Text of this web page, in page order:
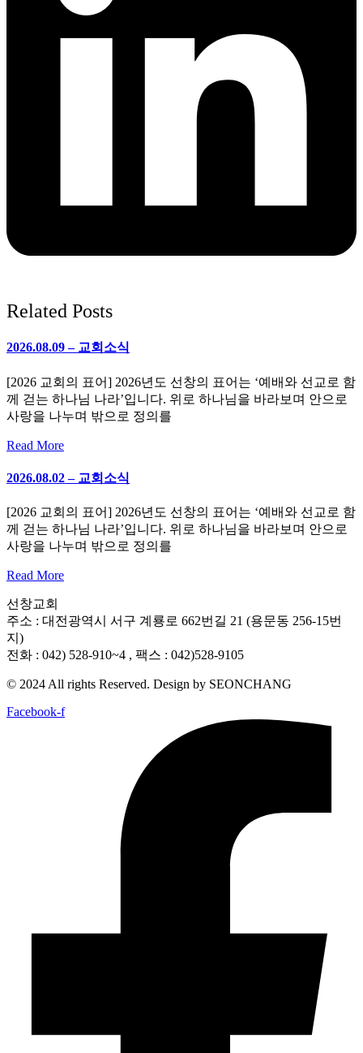
Related Posts
2026.08.09 – 교회소식
[2026 교회의 표어] 2026년도 선창의 표어는 ‘예배와 선교로 함
께 걷는 하나님 나라’입니다. 위로 하나님을 바라보며 안으로
사랑을 나누며 밖으로 정의를
Read More
2026.08.02 – 교회소식
[2026 교회의 표어] 2026년도 선창의 표어는 ‘예배와 선교로 함
께 걷는 하나님 나라’입니다. 위로 하나님을 바라보며 안으로
사랑을 나누며 밖으로 정의를
Read More
선창교회
주소 : 대전광역시 서구 계룡로 662번길 21 (용문동 256-15번
지)
전화 : 042) 528-910~4 , 팩스 : 042)528-9105
© 2024 All rights Reserved. Design by SEONCHANG
Facebook-f